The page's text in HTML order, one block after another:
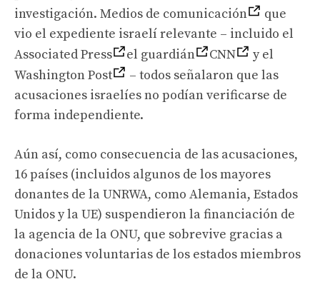
investigación. Medios de comunicación
que
vio el expediente israelí relevante – incluido el
Associated Press
el guardián CNN
y el
Washington Post
– todos señalaron que las
acusaciones israelíes no podían verificarse de
forma independiente.
Aún así, como consecuencia de las acusaciones,
16 países (incluidos algunos de los mayores
donantes de la UNRWA, como Alemania, Estados
Unidos y la UE) suspendieron la financiación de
la agencia de la ONU, que sobrevive gracias a
donaciones voluntarias de los estados miembros
de la ONU.